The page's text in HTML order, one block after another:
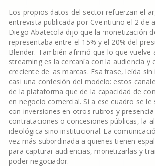
Los propios datos del sector refuerzan el
entrevista publicada por Cveintiuno el 2 de
Diego Abatecola dijo que la monetización
representaba entre el 15% y el 20% del
Blender. También afirmó que lo que vuelve
streaming es la cercanía con la audiencia y
creciente de las marcas. Esa frase, leída sin
casi una confesión del modelo: estos
de la plataforma que de la capacidad de
en negocio comercial. Si a ese cuadro se le
con inversiones en otros rubros y presencia
contrataciones o concesiones públicas, la
ideológica sino institucional. La
vez más subordinada a quienes tienen
para capturar audiencias, monetizarlas y
poder negociador.